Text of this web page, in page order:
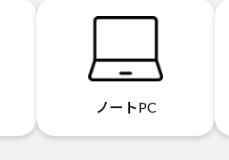
ノートPC